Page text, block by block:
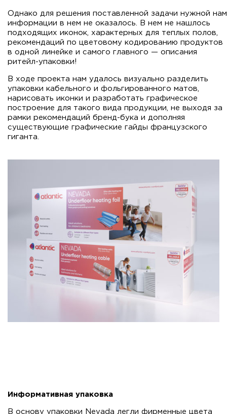
Однако для решения поставленной задачи нужной нам
информации в нем не оказалось. В нем не нашлось
подходящих иконок, характерных для теплых полов,
рекомендаций по цветовому кодированию продуктов
в одной линейке и самого главного — описания
ритейл-упаковки!
В ходе проекта нам удалось визуально разделить
упаковки кабельного и фольгированного матов,
нарисовать иконки и разработать графическое
построение для такого вида продукции, не выходя за
рамки рекомендаций бренд-бука и дополняя
существующие графические гайды французского
гиганта.
Информативная упаковка
В основу упаковки Nevada легли фирменные цвета